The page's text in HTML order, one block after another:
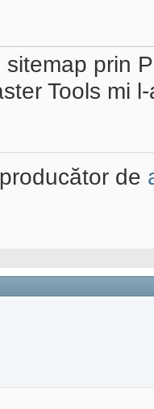
prin
Tools mi
de